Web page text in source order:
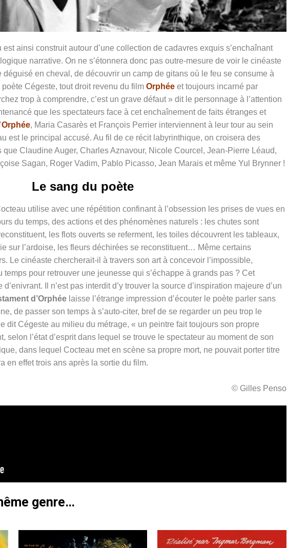
est ainsi construit autour d’une collection de cadavres exquis s’enchaînant
narrative. On ne s’étonnera donc pas outre-mesure de voir le cinéaste
déguisé en cheval, de découvrir un camp de gitans où le feu se consume à
poète Cégeste, tout droit revenu du film Orphée et toujours incarné par
trop à comprendre, c’est un grave défaut » dit le personnage à l’attention
que les spectateurs face à cet enchaînement de faits étranges et
Orphée, Maria Casarès et François Perrier interviennent à leur tour au sein
est le principal accusé. Au fil de ce récit labyrinthique, on croisera des
Claudine Auger, Charles Aznavour, Nicole Courcel, Jean-Pierre Léaud,
Sagan, Roger Vadim, Pablo Picasso, Jean Marais et même Yul Brynner !
Le sang du poète
utilise avec une répétition confinant à l’obsession les prises de vues en
du temps, des actions et des phénomènes naturels : les chutes sont
les flots ouverts se referment, les toiles découvrent les tableaux,
sur l’ardoise, les fleurs déchirées se reconstituent… Même certains
Le cinéaste chercherait-il à travers son art à concevoir l’impossible,
temps pour retrouver une jeunesse qui s’échappe à grands pas ? Cet
Il n’est pas interdit d’y trouver la source d’inspiration majeure d’un
d’Orphée laisse l’étrange impression d’écouter le poète parler sans
de passer son temps à s’auto-citer, bref de se regarder un peu trop le
dit Cégeste au milieu du métrage, « un peintre fait toujours son propre
selon l’état d’esprit dans lequel se trouve le spectateur au moment de son
dans lequel Cocteau met en scène sa propre mort, ne pouvait porter titre
en effet trois ans après la sortie du film.
© Gilles Penso
genre…